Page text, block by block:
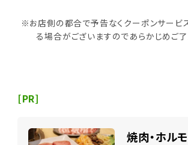
※お店側の都合で予告なくクーポンサービ
る場合がございますのであらかじめご了
[PR]
焼肉・ホル